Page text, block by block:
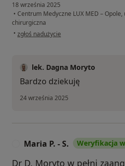
18 września 2025
• Centrum Medyczne LUX MED – Opole,
chirurgiczna
• w opinii użytkownika Ilona
zgłoś nadużycie
lek. Dagna Moryto
Bardzo dziekuję
24 września 2025
Maria P. - S. Weryfikacja
Dr D. Moryto w pełni